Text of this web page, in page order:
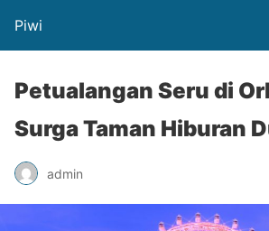
Piwi
Petualangan Seru di
Surga Taman Hiburan
admin